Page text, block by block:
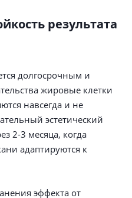
результата
долгосрочным и
жировые клетки
навсегда и не
эстетический
2-3 месяца, когда
адаптируются к
эффекта от